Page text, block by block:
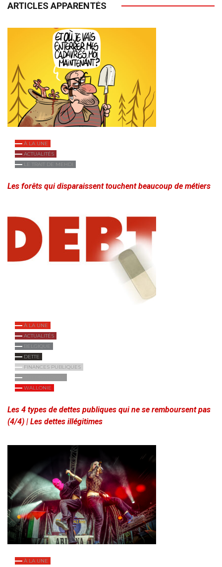
ARTICLES APPARENTÉS
À LA UNE
ACTUALITÉS
LE TRAIT DE MEHDI
Les forêts qui disparaissent touchent beaucoup de métiers
À LA UNE
ACTUALITÉS
BELGIQUE
DETTE
FINANCES PUBLIQUES
WALLONIE
Les 4 types de dettes publiques qui ne se remboursent pas
(4/4) | Les dettes illégitimes
À LA UNE